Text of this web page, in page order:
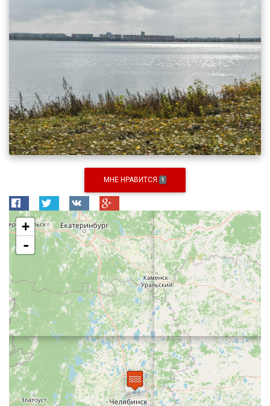
МНЕ НРАВИТСЯ 1
+
-